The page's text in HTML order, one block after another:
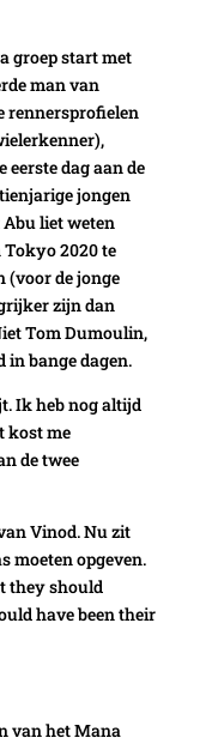
groep start met
man van
rennersprofielen
dag aan de
jongen
liet weten
2020 te
(voor de jonge
zijn dan
Tom Dumoulin,
in bange dagen.
Ik heb nog altijd
kost me
de twee
Vinod. Nu zit
moeten opgeven.
they should
have been their
van het Mana